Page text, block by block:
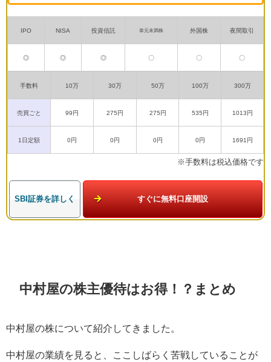
IPO NISA 投資信託 単元未満株 外国株 夜間取引
◎ ◎ ◎ 〇 〇 〇
手数料 10万 30万 50万 100万 300万
売買ごと 99円 275円 275円 535円 1013円
1日定額 0円 0円 0円 0円 1691円
※手数料は税込価格です
SBI証券を詳しく すぐに無料口座開設
中村屋の株主優待はお得！？まとめ
中村屋の株について紹介してきました。
中村屋の業績を見ると、ここしばらく苦戦していることが